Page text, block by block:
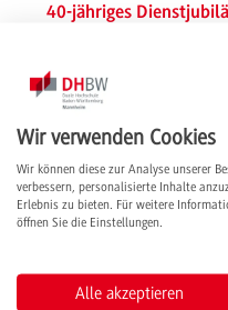
40-jähriges
Immer unter Strom. Prof.
Elektrotechnik an der DHBW
Menschen gearbeitet wird – ob
weiterlesen
Wir verwenden Cookies
Wir können diese zur Analyse unserer
verbessern, personalisierte Inhalte
Erlebnis zu bieten. Für weitere
öffnen Sie die Einstellungen.
Alle akzeptieren